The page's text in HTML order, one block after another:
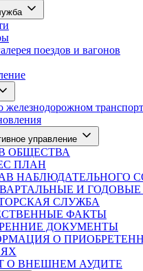
поездов и вагонов
железнодорожном
управление
ОБЩЕСТВА
ПЛАН
НАБЛЮДАТЕЛЬНОГО
И
СЛУЖБА
ФАКТЫ
ДОКУМЕНТЫ
О
О ВНЕШНЕМ АУДИТЕ